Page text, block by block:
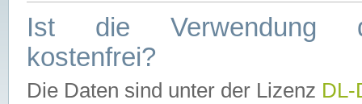
Ist die Verwendung
kostenfrei?
Die Daten sind unter der Lizenz